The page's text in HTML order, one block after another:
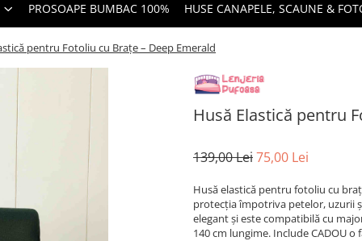
PROSOAPE BUMBAC 100% HUSE CANAPELE, SCAUNE &
pentru Fotoliu cu Brațe – Deep Emerald
Husă Elastică pentru
139,00 Lei75,00 Lei
Husă elastică pentru fotoliu cu
protecția împotriva petelor, uzurii
elegant și este compatibilă cu
140 cm lungime. Include CADOU o